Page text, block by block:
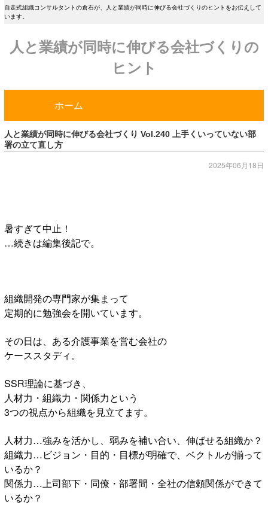
自走式組織コンサルタントの倉石が、人と業績が同時に伸びる会社づくりのヒントをお伝えして
います。
人と業績が同時に伸びる会社づくりの
ヒント
ホーム
人と業績が同時に伸びる会社づくり Vol.240 上手くいっていない部
署の立て直し方
2025年06月18日
暑すぎて中止！
…続きは編集後記で。
組織開発の専門家が集まって
定期的に勉強会を開いています。
その日は、ある介護事業を営む会社の
ケーススタディ。
SSR理論に基づき、
人材力・組織力・関係力という
3つの視点から組織を見立てます。
人材力…強みを活かし、弱みを補い合い、伸ばせる組織か？
組織力…ビジョン・目的・目標が明確で、ベクトルが揃って
いるか？
関係力…上司部下・同僚・部署間・全社の信頼関係ができて
いるか？